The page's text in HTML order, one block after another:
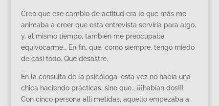
Creo que ese cambio de actitud era lo que más me
animaba a creer que esta entrevista serviría para algo,
y, al mismo tiempo, también me preocupaba
equivocarme… En fin, que, como siempre, tengo miedo
de casi todo. Que desastre.
En la consulta de la psicóloga, esta vez no había una
chica haciendo prácticas, sino que… ¡¡¡habían dos!!!
Con cinco persona allí metidas, aquello empezaba a